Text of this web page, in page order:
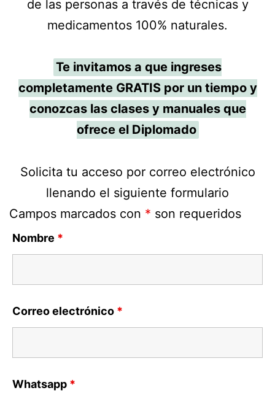
de las personas a través de técnicas y
medicamentos 100% naturales.
Te invitamos a que ingreses
completamente GRATIS por un tiempo y
conozcas las clases y manuales que
ofrece el Diplomado
Solicita tu acceso por correo electrónico
llenando el siguiente formulario
Campos marcados con * son requeridos
Nombre *
Correo electrónico *
Whatsapp *